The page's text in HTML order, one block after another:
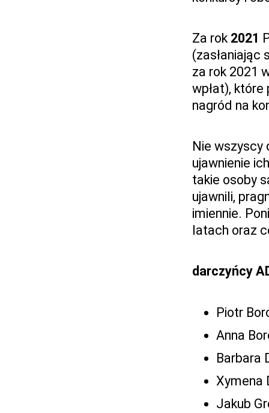
Za rok 2021
(zasłaniając
za rok 2021
wpłat),
nagród na
Nie wszyscy
ujawnienie
takie osoby
ujawnili,
imiennie.
latach oraz
darczyńcy
Piotr
Anna
Barbara
Xymena
Jakub